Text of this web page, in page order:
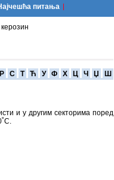
питања
Р С Т Ћ У Ф Х Ц Ч Џ Ш
и у другим секторима поред